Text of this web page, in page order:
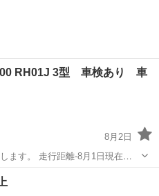
RH01J 3型 車検あり 車
8月2日
ます。 走行距離-8月1日現在
す。
で乗っていました。また、売れ
ハ